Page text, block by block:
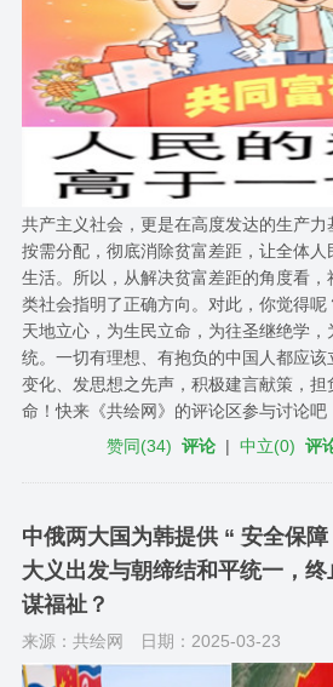
共产主义社会，更是在高度发达的生产力
按需分配，彻底消除贫富差距，让全体
生活。所以，从解决贫富差距的角度看，
类社会指明了正确方向。对此，你觉得呢
天地立心，为生民立命，为往圣继绝学，
统。一切有理想、有抱负的中国人都应该
变化、发思想之先声，积极建言献策，
命！快来《共绘网》的评论区参与讨论吧
赞同(34) 评论 |中立(0) 评
中俄两大国为韩提供 “ 安全保
大义出发与朝缔结和平统一，
谋福祉？
来源：共绘网 日期：2025-03-23